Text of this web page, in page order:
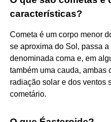
características?
Cometa é um corpo menor
se aproxima do Sol, passa
denominada coma e, em
também uma cauda, ambas
radiação solar e dos ventos
cometário.